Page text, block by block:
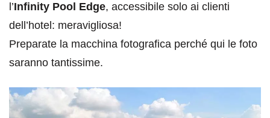
l’Infinity Pool Edge, accessibile solo ai clienti
dell’hotel: meravigliosa!
Preparate la macchina fotografica perché qui le foto
saranno tantissime.